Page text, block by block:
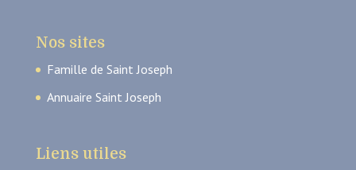
Nos sites
Famille de Saint Joseph
Annuaire Saint Joseph
Liens utiles